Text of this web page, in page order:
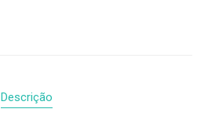
Descrição